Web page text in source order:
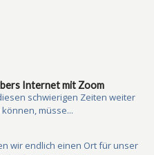
Internet mit Zoom
schwierigen Zeiten weiter
müsse...
wir endlich einen Ort für unser